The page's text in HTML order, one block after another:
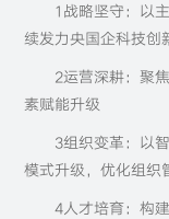
1战略坚守：以
续发力央国企科技创
2运营深耕：聚
素赋能升级
3组织变革：以
模式升级，优化组织
4人才培育：构